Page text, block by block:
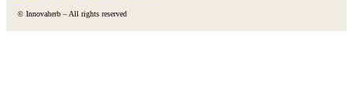
© Innovaherb – All rights reserved